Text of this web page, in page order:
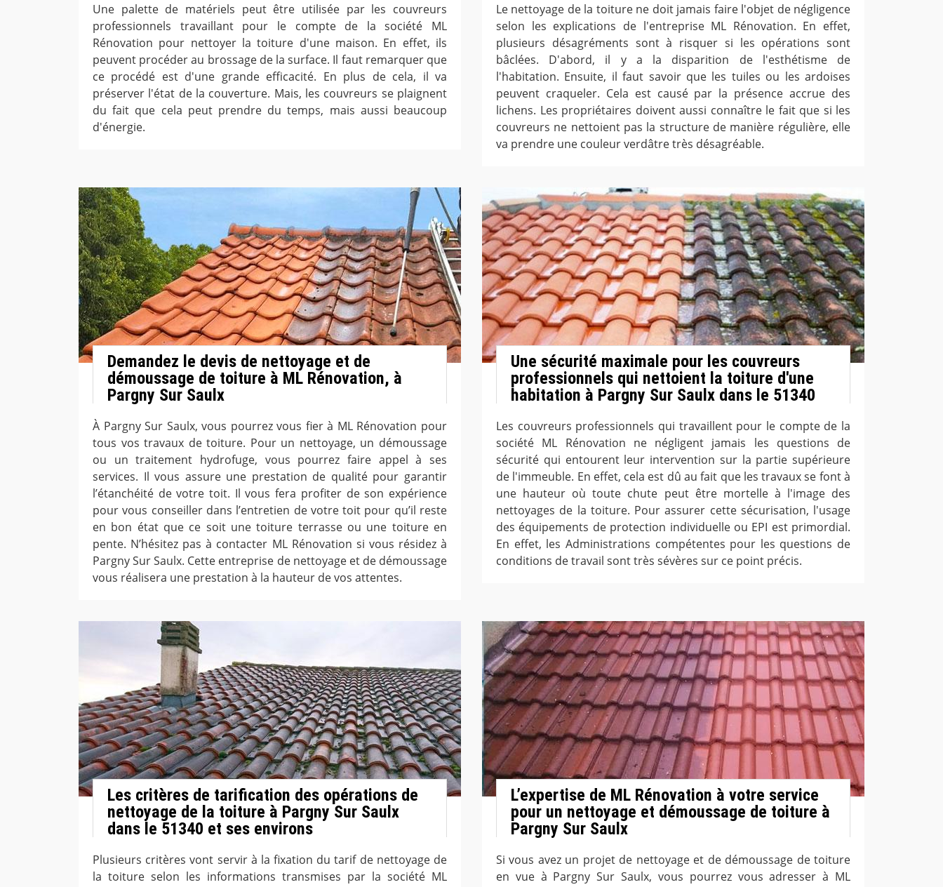
Une palette de matériels peut être utilisée par les couvreurs
professionnels travaillant pour le compte de la société ML
Rénovation pour nettoyer la toiture d'une maison. En effet, ils
peuvent procéder au brossage de la surface. Il faut remarquer que
ce procédé est d'une grande efficacité. En plus de cela, il va
préserver l'état de la couverture. Mais, les couvreurs se plaignent
du fait que cela peut prendre du temps, mais aussi beaucoup
d'énergie.
Le nettoyage de la toiture ne doit jamais faire l'objet de négligence
selon les explications de l'entreprise ML Rénovation. En effet,
plusieurs désagréments sont à risquer si les opérations sont
bâclées. D'abord, il y a la disparition de l'esthétisme de
l'habitation. Ensuite, il faut savoir que les tuiles ou les ardoises
peuvent craqueler. Cela est causé par la présence accrue des
lichens. Les propriétaires doivent aussi connaître le fait que si les
couvreurs ne nettoient pas la structure de manière régulière, elle
va prendre une couleur verdâtre très désagréable.
Demandez le devis de nettoyage et de
démoussage de toiture à ML Rénovation, à
Pargny Sur Saulx
À Pargny Sur Saulx, vous pourrez vous fier à ML Rénovation pour
tous vos travaux de toiture. Pour un nettoyage, un démoussage
ou un traitement hydrofuge, vous pourrez faire appel à ses
services. Il vous assure une prestation de qualité pour garantir
l’étanchéité de votre toit. Il vous fera profiter de son expérience
pour vous conseiller dans l’entretien de votre toit pour qu’il reste
en bon état que ce soit une toiture terrasse ou une toiture en
pente. N’hésitez pas à contacter ML Rénovation si vous résidez à
Pargny Sur Saulx. Cette entreprise de nettoyage et de démoussage
vous réalisera une prestation à la hauteur de vos attentes.
Une sécurité maximale pour les couvreurs
professionnels qui nettoient la toiture d'une
habitation à Pargny Sur Saulx dans le 51340
Les couvreurs professionnels qui travaillent pour le compte de la
société ML Rénovation ne négligent jamais les questions de
sécurité qui entourent leur intervention sur la partie supérieure
de l'immeuble. En effet, cela est dû au fait que les travaux se font à
une hauteur où toute chute peut être mortelle à l'image des
nettoyages de la toiture. Pour assurer cette sécurisation, l'usage
des équipements de protection individuelle ou EPI est primordial.
En effet, les Administrations compétentes pour les questions de
conditions de travail sont très sévères sur ce point précis.
Les critères de tarification des opérations de
nettoyage de la toiture à Pargny Sur Saulx
dans le 51340 et ses environs
Plusieurs critères vont servir à la fixation du tarif de nettoyage de
la toiture selon les informations transmises par la société ML
L’expertise de ML Rénovation à votre service
pour un nettoyage et démoussage de toiture à
Pargny Sur Saulx
Si vous avez un projet de nettoyage et de démoussage de toiture
en vue à Pargny Sur Saulx, vous pourrez vous adresser à ML